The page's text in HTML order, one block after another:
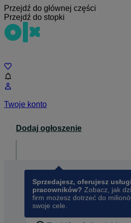
Przejdź do głównej części
Przejdź do stopki
Twoje konto
Dodaj ogłoszenie
Sprzedajesz, oferujesz
pracowników? Zobacz, jak
firm możesz dotrzeć do
swoje cele.